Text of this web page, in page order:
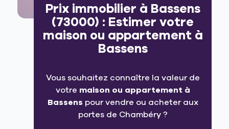
Prix immobilier à Bassens
(73000) : Estimer votre
maison ou appartement à
Bassens
Vous souhaitez connaître la valeur de
votre maison ou appartement à
Bassens pour vendre ou acheter aux
portes de Chambéry ?